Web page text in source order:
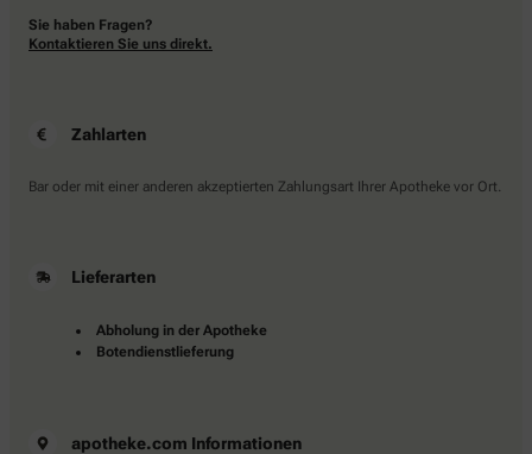
Sie haben Fragen?
Kontaktieren Sie uns direkt.
Zahlarten
Bar oder mit einer anderen akzeptierten Zahlungsart Ihrer Apotheke vor Ort.
Lieferarten
Abholung in der Apotheke
Botendienstlieferung
apotheke.com Informationen